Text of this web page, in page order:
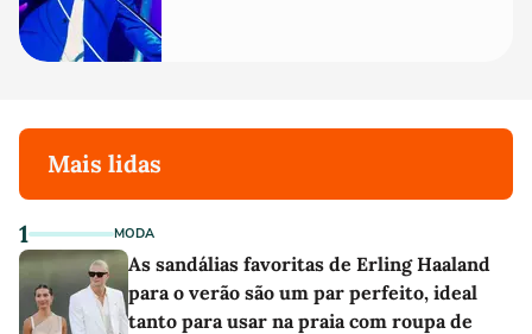
Mais lidas
1 MODA
As sandálias favoritas de Erling Haaland
para o verão são um par perfeito, ideal
tanto para usar na praia com roupa de